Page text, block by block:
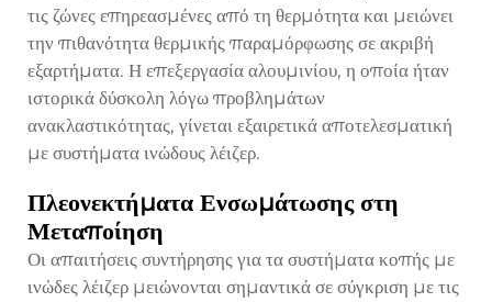
τις ζώνες επηρεασμένες από τη θερμότητα και μειώνει
την πιθανότητα θερμικής παραμόρφωσης σε ακριβή
εξαρτήματα. Η επεξεργασία αλουμινίου, η οποία ήταν
ιστορικά δύσκολη λόγω προβλημάτων
ανακλαστικότητας, γίνεται εξαιρετικά αποτελεσματική
με συστήματα ινώδους λέιζερ.
Πλεονεκτήματα Ενσωμάτωσης στη
Μεταποίηση
Οι απαιτήσεις συντήρησης για τα συστήματα κοπής με
ινώδες λέιζερ μειώνονται σημαντικά σε σύγκριση με τις